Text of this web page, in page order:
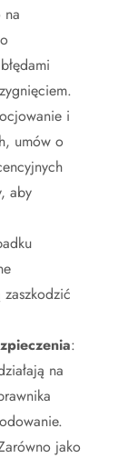
na
i
umów o
aby
:
na
jako